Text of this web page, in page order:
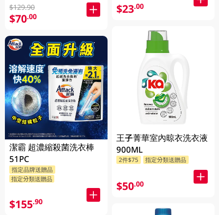
$129.90
$70.00
潔霸 超濃縮殺菌洗衣棒
51PC
指定品牌送贈品
指定分類送贈品
$155.90
$23.00
王子菁華室內晾衣洗衣液
900ML
2件$75 指定分類送贈品
$50.00